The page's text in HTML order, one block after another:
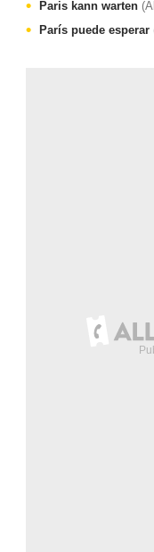
Paris kann warten
París puede esperar